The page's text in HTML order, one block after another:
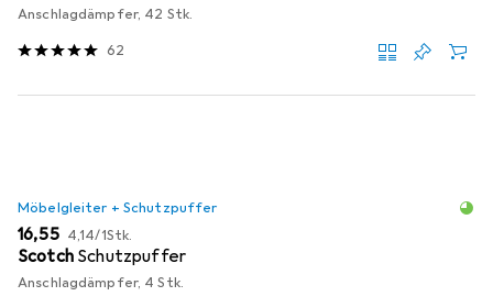
Anschlagdämpfer, 42 Stk.
62
Möbelgleiter + Schutzpuffer
EUR
16,55 EUR
4,14/1Stk.
Scotch Schutzpuffer
Anschlagdämpfer, 4 Stk.